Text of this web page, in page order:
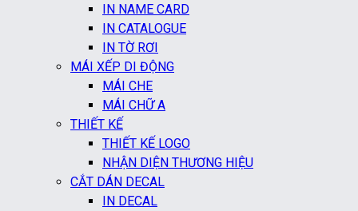
IN NAME CARD
IN CATALOGUE
IN TỜ RƠI
MÁI XẾP DI ĐỘNG
MÁI CHE
MÁI CHỮ A
THIẾT KẾ
THIẾT KẾ LOGO
NHẬN DIỆN THƯƠNG HIỆU
CẮT DÁN DECAL
IN DECAL